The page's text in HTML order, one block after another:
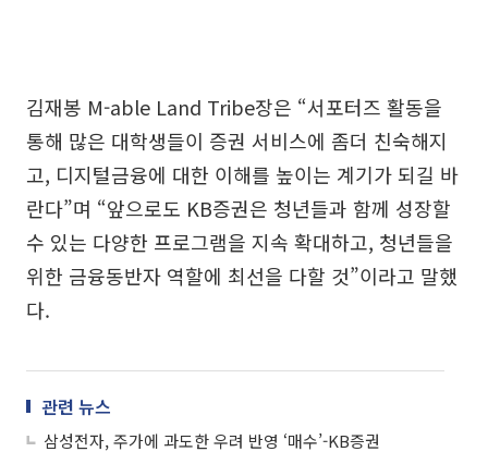
김재봉 M-able Land Tribe장은 “서포터즈 활동을
통해 많은 대학생들이 증권 서비스에 좀더 친숙해지
고, 디지털금융에 대한 이해를 높이는 계기가 되길 바
란다”며 “앞으로도 KB증권은 청년들과 함께 성장할
수 있는 다양한 프로그램을 지속 확대하고, 청년들을
위한 금융동반자 역할에 최선을 다할 것”이라고 말했
다.
관련 뉴스
삼성전자, 주가에 과도한 우려 반영 ‘매수’-KB증권